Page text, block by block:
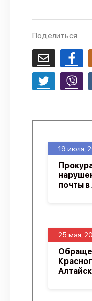
Поделиться
25 мая,
19 июля,
почты